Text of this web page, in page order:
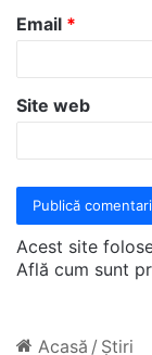
u
*
Email *
Site web
Acest site
Află cum sunt